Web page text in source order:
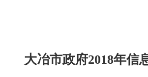
大冶市政府2018年信